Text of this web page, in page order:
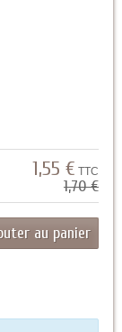
1,55 € TTC
1,70 €
au panier